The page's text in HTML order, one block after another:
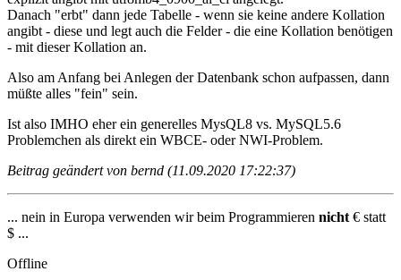
Danach "erbt" dann jede Tabelle - wenn sie keine andere Kollation
angibt - diese und legt auch die Felder - die eine Kollation benötigen
- mit dieser Kollation an.
Also am Anfang bei Anlegen der Datenbank schon aufpassen, dann
müßte alles "fein" sein.
Ist also IMHO eher ein generelles MysQL8 vs. MySQL5.6
Problemchen als direkt ein WBCE- oder NWI-Problem.
Beitrag geändert von bernd (11.09.2020 17:22:37)
... nein in Europa verwenden wir beim Programmieren nicht € statt
$ ...
Offline